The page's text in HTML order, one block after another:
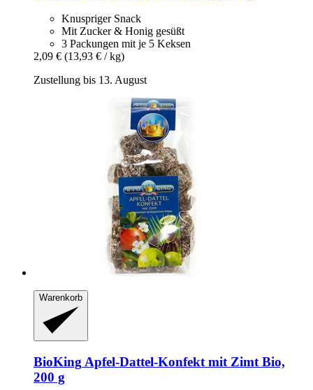
Knuspriger Snack
Mit Zucker & Honig gesüßt
3 Packungen mit je 5 Keksen
2,09 € (13,93 € / kg)
Zustellung bis 13. August
Warenkorb
BioKing Apfel-​Dattel-​Konfekt mit Zimt Bio,
200 g